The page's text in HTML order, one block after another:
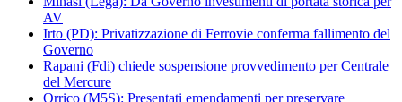
AV
Irto (PD): Privatizzazione di Ferrovie conferma fallimento del
Governo
Rapani (Fdi) chiede sospensione provvedimento per Centrale
del Mercure
Orrico (M5S): Presentati emendamenti per preservare